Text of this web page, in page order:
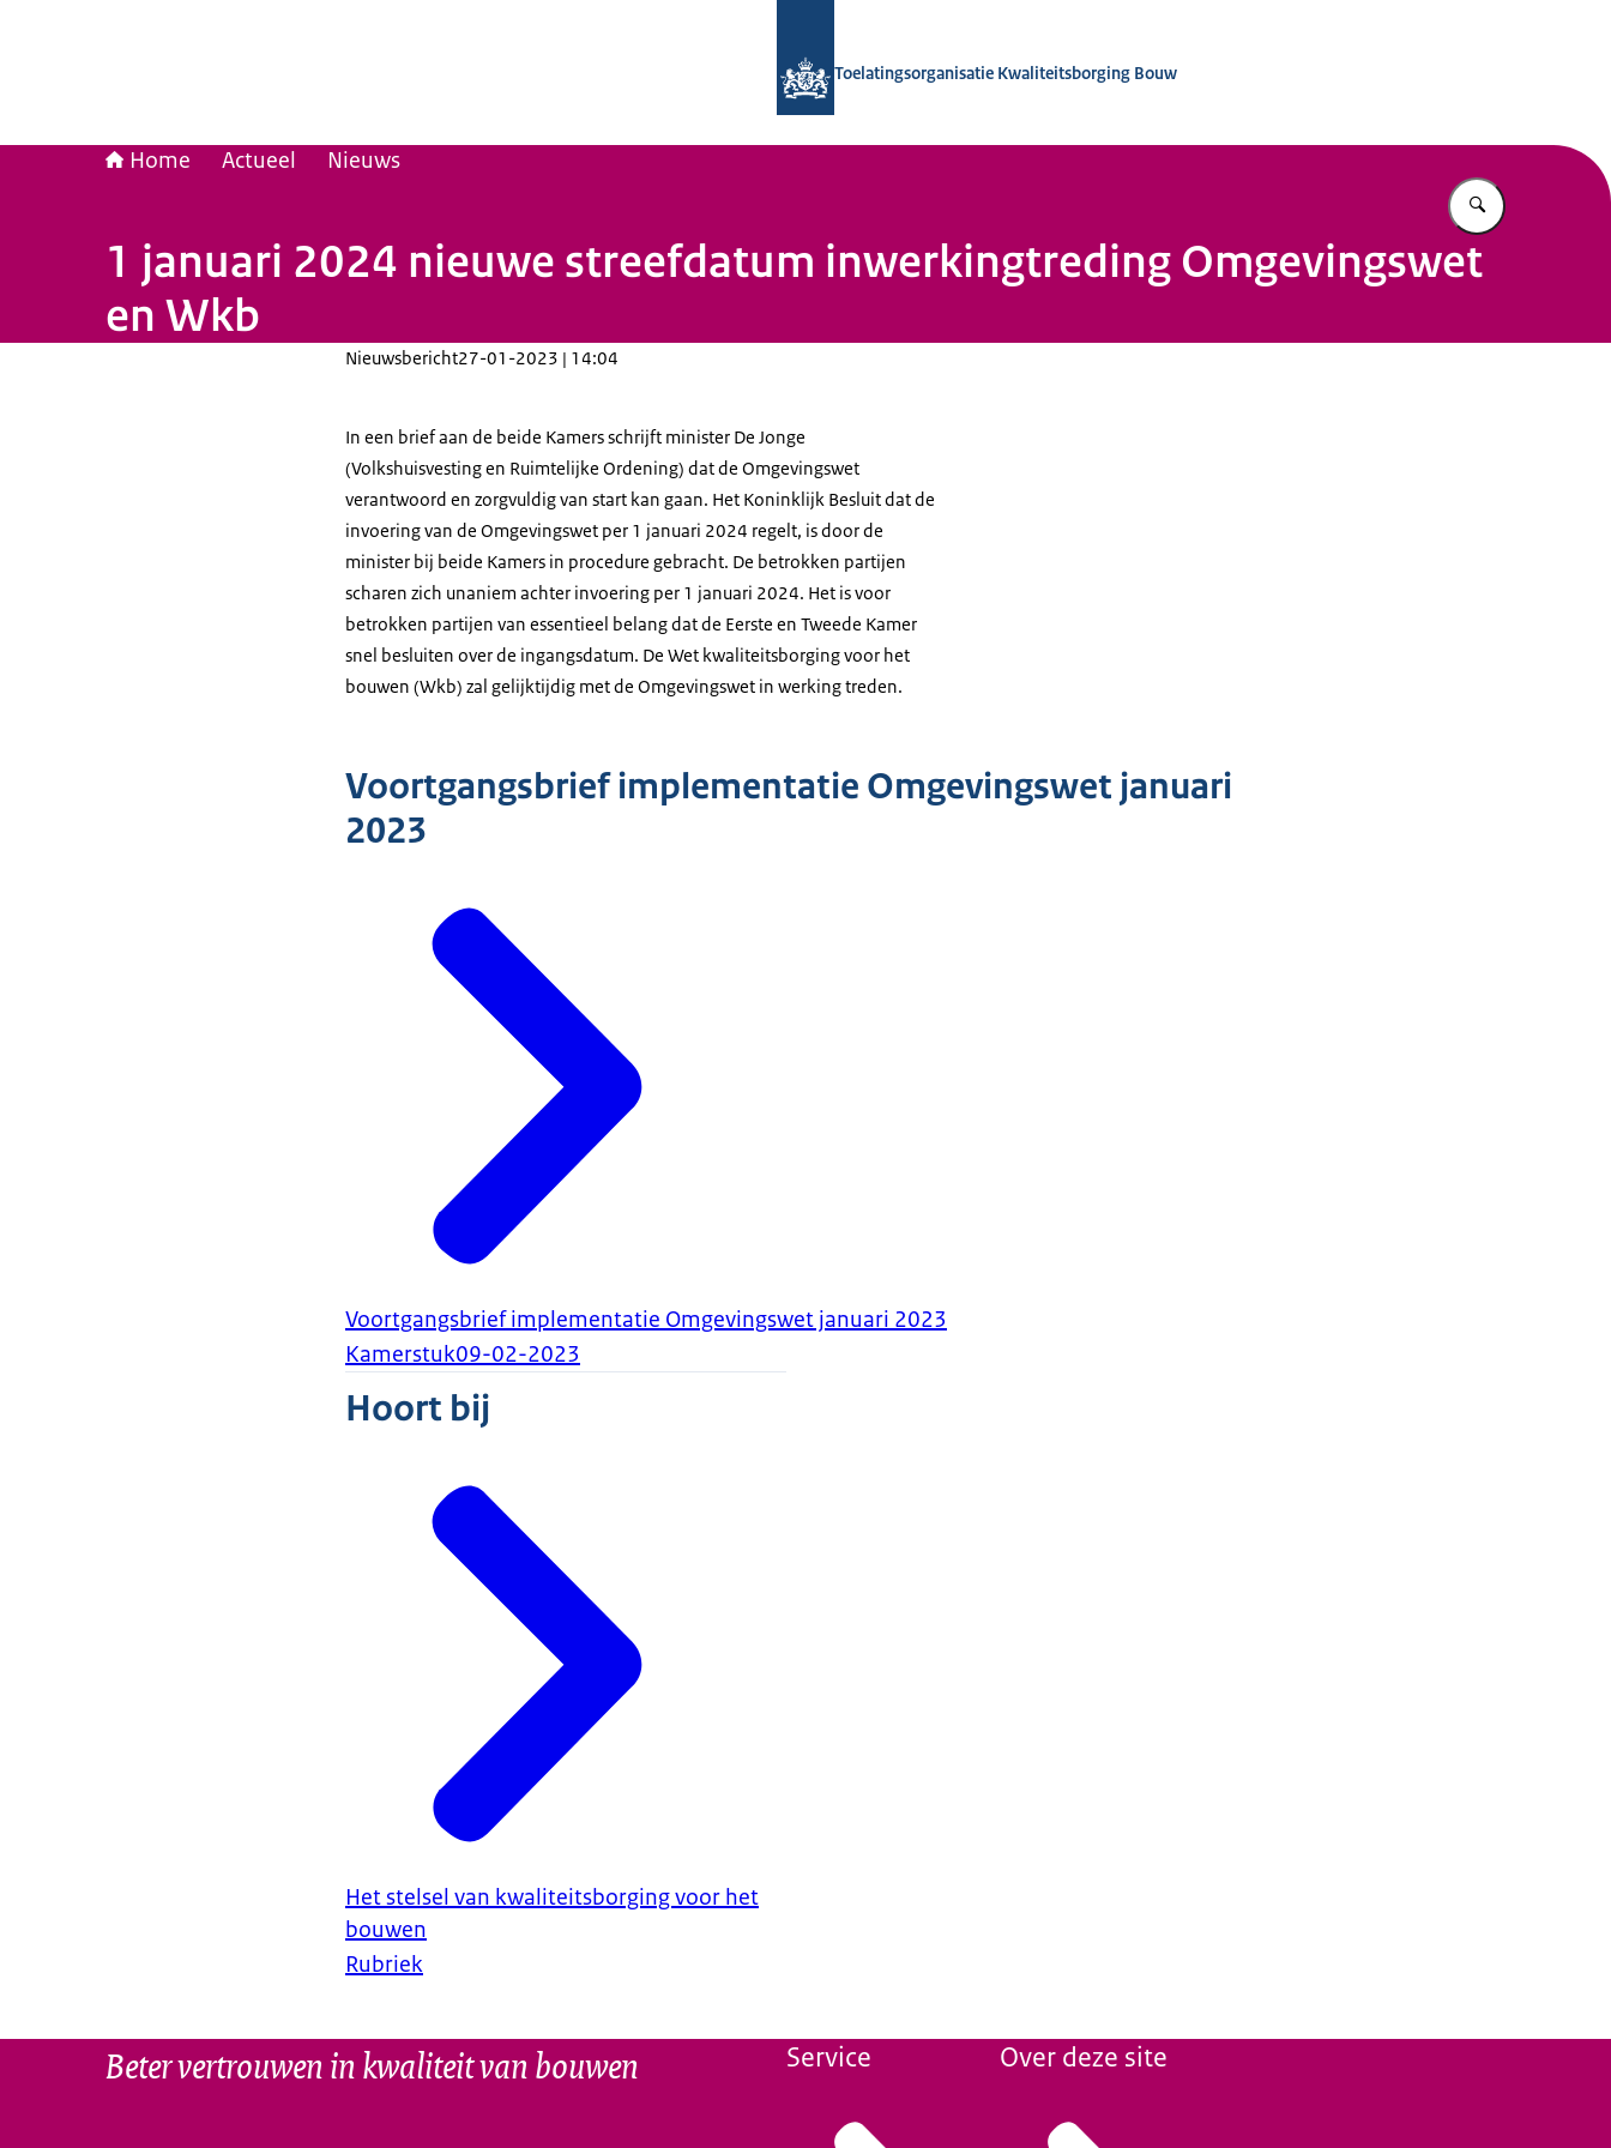
Toelatingsorganisatie Kwaliteitsborging Bouw
Home Actueel Nieuws
Vul in wat u
1 januari 2024 nieuwe streefdatum inwerkingtreding Omgevingswet
en Wkb
Nieuwsbericht27-01-2023 | 14:04
In een brief aan de beide Kamers schrijft minister De Jonge
(Volkshuisvesting en Ruimtelijke Ordening) dat de Omgevingswet
verantwoord en zorgvuldig van start kan gaan. Het Koninklijk Besluit dat de
invoering van de Omgevingswet per 1 januari 2024 regelt, is door de
minister bij beide Kamers in procedure gebracht. De betrokken partijen
scharen zich unaniem achter invoering per 1 januari 2024. Het is voor
betrokken partijen van essentieel belang dat de Eerste en Tweede Kamer
snel besluiten over de ingangsdatum. De Wet kwaliteitsborging voor het
bouwen (Wkb) zal gelijktijdig met de Omgevingswet in werking treden.
Voortgangsbrief implementatie Omgevingswet januari
2023
Voortgangsbrief implementatie Omgevingswet januari 2023
Kamerstuk09-02-2023
Hoort bij
Het stelsel van kwaliteitsborging voor het
bouwen
Rubriek
Beter vertrouwen in kwaliteit van bouwen Service Over deze site